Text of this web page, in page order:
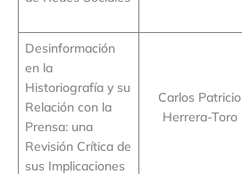
Desinformación
en la
Historiografía y su
Relación con la
Prensa: una
Revisión Crítica de
sus Implicaciones
Carlos Patricio
Herrera-Toro